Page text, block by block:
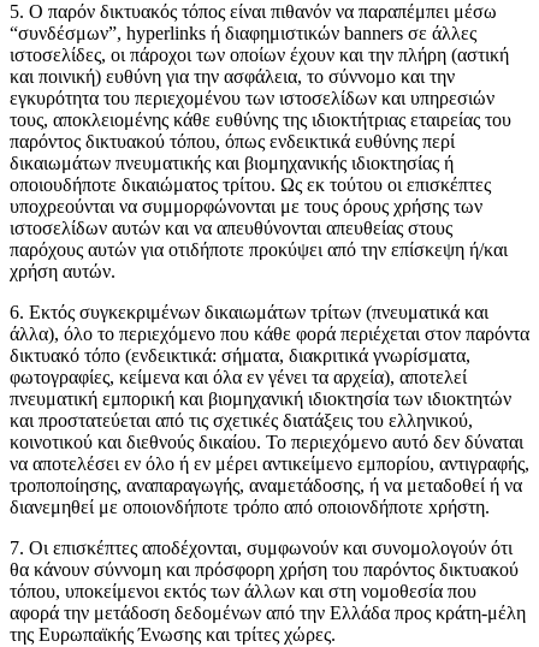
5. Ο παρόν δικτυακός τόπος είναι πιθανόν να παραπέμπει μέσω
“συνδέσμων”, hyperlinks ή διαφημιστικών banners σε άλλες
ιστοσελίδες, οι πάροχοι των οποίων έχουν και την πλήρη (αστική
και ποινική) ευθύνη για την ασφάλεια, το σύννομο και την
εγκυρότητα του περιεχομένου των ιστοσελίδων και υπηρεσιών
τους, αποκλειομένης κάθε ευθύνης της ιδιοκτήτριας εταιρείας του
παρόντος δικτυακού τόπου, όπως ενδεικτικά ευθύνης περί
δικαιωμάτων πνευματικής και βιομηχανικής ιδιοκτησίας ή
οποιουδήποτε δικαιώματος τρίτου. Ως εκ τούτου οι επισκέπτες
υποχρεούνται να συμμορφώνονται με τους όρους χρήσης των
ιστοσελίδων αυτών και να απευθύνονται απευθείας στους
παρόχους αυτών για οτιδήποτε προκύψει από την επίσκεψη ή/και
χρήση αυτών.
6. Εκτός συγκεκριμένων δικαιωμάτων τρίτων (πνευματικά και
άλλα), όλο το περιεχόμενο που κάθε φορά περιέχεται στον παρόντα
δικτυακό τόπο (ενδεικτικά: σήματα, διακριτικά γνωρίσματα,
φωτογραφίες, κείμενα και όλα εν γένει τα αρχεία), αποτελεί
πνευματική εμπορική και βιομηχανική ιδιοκτησία των ιδιοκτητών
και προστατεύεται από τις σχετικές διατάξεις του ελληνικού,
κοινοτικού και διεθνούς δικαίου. Το περιεχόμενο αυτό δεν δύναται
να αποτελέσει εν όλο ή εν μέρει αντικείμενο εμπορίου, αντιγραφής,
τροποποίησης, αναπαραγωγής, αναμετάδοσης, ή να μεταδοθεί ή να
διανεμηθεί με οποιονδήποτε τρόπο από οποιονδήποτε xρήστη.
7. Οι επισκέπτες αποδέχονται, συμφωνούν και συνομολογούν ότι
θα κάνουν σύννομη και πρόσφορη χρήση του παρόντος δικτυακού
τόπου, υποκείμενοι εκτός των άλλων και στη νομοθεσία που
αφορά την μετάδοση δεδομένων από την Ελλάδα προς κράτη-μέλη
της Ευρωπαϊκής Ένωσης και τρίτες χώρες.